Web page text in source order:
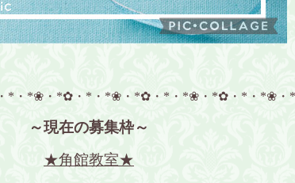
*・*❀・*✿・*・*❀・*✿・*・*❀・*✿・*・*❀・
～現在の募集枠～
★角館教室★